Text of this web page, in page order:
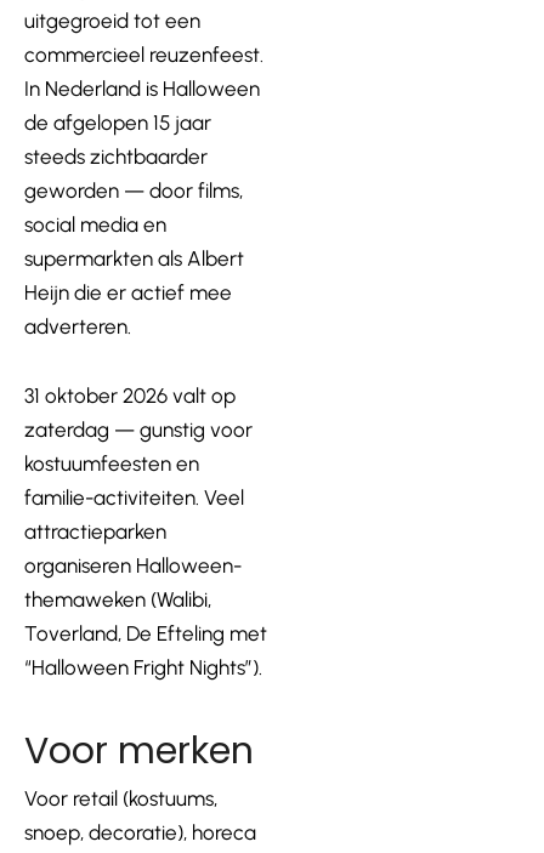
uitgegroeid tot een
commercieel reuzenfeest.
In Nederland is Halloween
de afgelopen 15 jaar
steeds zichtbaarder
geworden — door films,
social media en
supermarkten als Albert
Heijn die er actief mee
adverteren.
31 oktober 2026 valt op
zaterdag — gunstig voor
kostuumfeesten en
familie-activiteiten. Veel
attractieparken
organiseren Halloween-
themaweken (Walibi,
Toverland, De Efteling met
“Halloween Fright Nights”).
Voor merken
Voor retail (kostuums,
snoep, decoratie), horeca